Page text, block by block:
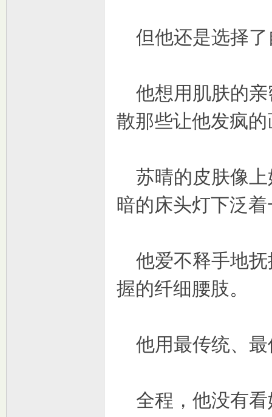
但他还是选择了
他想用肌肤的亲
散那些让他发疯
苏晴的皮肤像上
暗的床头灯下泛
他爱不释手地抚
握的纤细腰肢。
他用最传统、最
全程，他没有看